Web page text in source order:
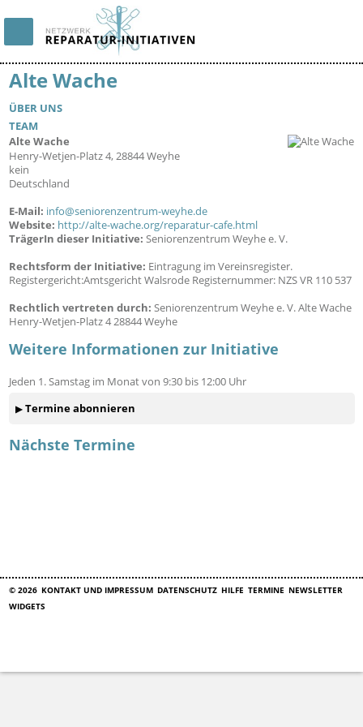
Alte Wache
ÜBER UNS
TEAM
Alte Wache
Henry-Wetjen-Platz 4, 28844 Weyhe
kein
Deutschland
E-Mail: info@seniorenzentrum-weyhe.de
Website: http://alte-wache.org/reparatur-cafe.html
TrägerIn dieser Initiative:Seniorenzentrum Weyhe e. V.
Rechtsform der Initiative: Eintragung im Vereinsregister.
Registergericht:Amtsgericht Walsrode Registernummer: NZS VR 110 537
Rechtlich vertreten durch:Seniorenzentrum Weyhe e. V. Alte Wache
Henry-Wetjen-Platz 4 28844 Weyhe
Weitere Informationen zur Initiative
Jeden 1. Samstag im Monat von 9:30 bis 12:00 Uhr
Termine abonnieren
Nächste Termine
© 2026 KONTAKT UND IMPRESSUM DATENSCHUTZ HILFE TERMINE NEWSLETTER
WIDGETS